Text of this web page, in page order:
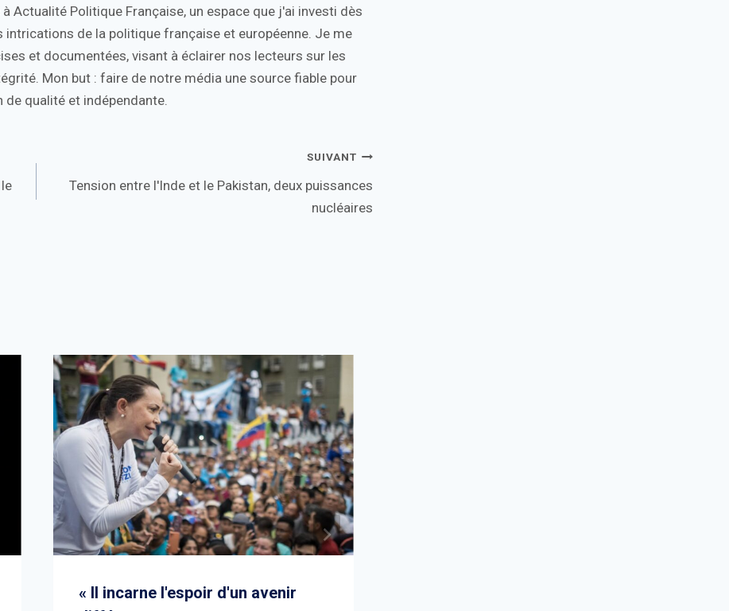
Actualité Politique Française, un espace que j'ai investi dès
de la politique française et européenne. Je me
et documentées, visant à éclairer nos lecteurs sur les
Mon but : faire de notre média une source fiable pour
qualité et indépendante.
SUIVANT
Tension entre l'Inde et le Pakistan, deux puissances
nucléaires
« Il incarne l'espoir d'un avenir